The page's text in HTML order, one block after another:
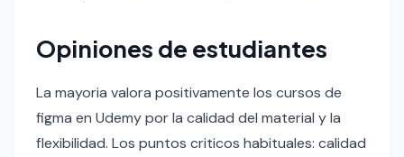
Opiniones de estudiantes
La mayoria valora positivamente los cursos de
figma en Udemy por la calidad del material y la
flexibilidad. Los puntos criticos habituales: calidad